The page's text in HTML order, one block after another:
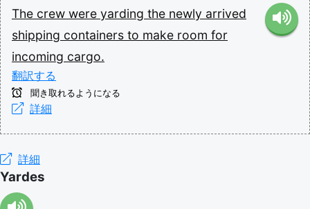
The crew were yarding the newly arrived
shipping containers to make room for
incoming cargo.
翻訳する
聞き取れるようになる
詳細
詳細
Yardes